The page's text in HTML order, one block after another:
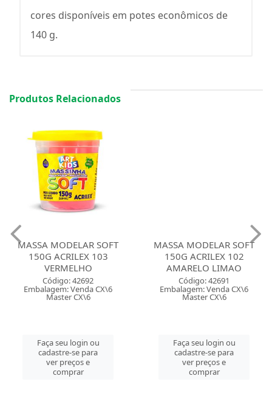
cores disponíveis em potes econômicos de
140 g.
Produtos Relacionados
MASSA MODELAR SOFT
150G ACRILEX 103
VERMELHO
Código: 42692
Embalagem: Venda CX\6
Master CX\6
Faça seu login ou
cadastre-se para
ver preços e
comprar
MASSA MODELAR SOFT
150G ACRILEX 102
AMARELO LIMAO
Código: 42691
Embalagem: Venda CX\6
Master CX\6
Faça seu login ou
cadastre-se para
ver preços e
comprar